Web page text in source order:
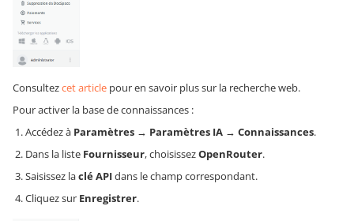
Consultezcet article pour en savoir plus sur la recherche web.
Pour activer la base de connaissances :
Accédez à Paramètres → Paramètres IA → Connaissances.
Dans la liste Fournisseur, choisissezOpenRouter.
Saisissez laclé APIdans le champ correspondant.
Cliquez sur Enregistrer.